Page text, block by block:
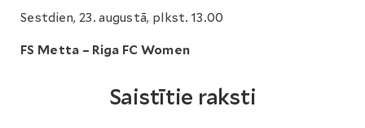
Sestdien, 23. augustā, plkst. 13.00
FS Metta – Riga FC Women
Saistītie raksti